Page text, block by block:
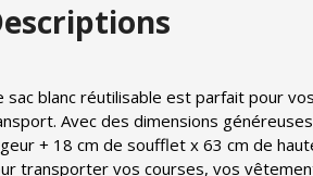
sac blanc réutilisable est parfait pour
Avec des dimensions
+ 18 cm de soufflet x 63 cm de
transporter vos courses, vos